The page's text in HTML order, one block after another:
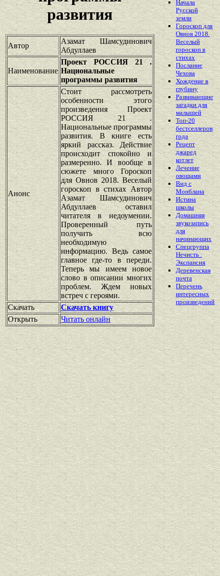
развития
Автор
Азамат Шамсудинович
Абдуллаев
Наименование
Проект РОССИЯ 21 .
Национальные
программы развития
Анонс
Стоит рассмотреть
особенности этого
произведения Проект
РОССИЯ 21 .
Национальные программы
развития. В книге есть
яркий рассказ. Действие
происходит спокойно и
размеренно. И вообще в
сюжете много Гороскоп
для Овнов 2018. Веселый
гороскоп в стихах Автор
Азамат Шамсудинович
Абдуллаев оставил
читателя в недоумении.
Проверенный путь
получить всю
необходимую
информацию. Ведь самое
главное где-то в переди.
Теперь мы имеем новое
слово в описании многих
проблем. Ждем новых
встреч с героями.
Скачать
Скачать книгу
Открыть
Читать онлайн
Начала
Русской
земли
Гороскоп для
Овнов 2018.
Веселый
гороскоп в
стихах
Послание
Чехова
Хождение в
глубину
Развивающие
загадки для
малышей
Топ-20
бестселлеров
года
Рецепт
джаред
котлет
Лечение
овощами
Вид с
Монблана
Истина
школы
Домашняя
звукозапись
для
начинающих
Спецгруппа
Нечисть .
Экспансия
Деревенская
почта
Перечень
интересных
произведений